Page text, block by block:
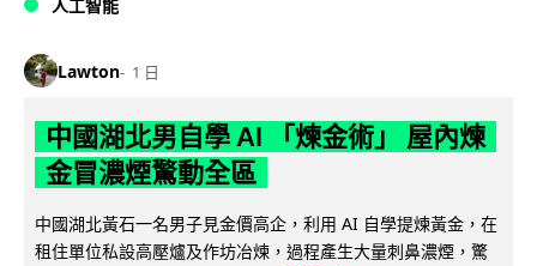
人工智能
Lawton 1 日
中國湖北男自學 AI 「煉金術」 屋內煉
金冒濃煙驚動全區
中國湖北黃石一名男子見金價高企，利用 AI 自學提煉黃金，在
租住單位私設高壓爐及作坊冶煉，過程產生大量刺鼻濃煙，驚